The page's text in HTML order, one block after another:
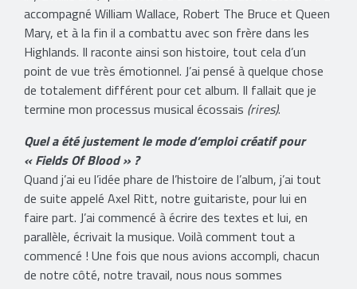
accompagné William Wallace, Robert The Bruce et Queen
Mary, et à la fin il a combattu avec son frère dans les
Highlands. Il raconte ainsi son histoire, tout cela d’un
point de vue très émotionnel. J’ai pensé à quelque chose
de totalement différent pour cet album. Il fallait que je
termine mon processus musical écossais (rires).
Quel a été justement le mode d’emploi créatif pour
« Fields Of Blood » ?
Quand j’ai eu l’idée phare de l’histoire de l’album, j’ai tout
de suite appelé Axel Ritt, notre guitariste, pour lui en
faire part. J’ai commencé à écrire des textes et lui, en
parallèle, écrivait la musique. Voilà comment tout a
commencé ! Une fois que nous avions accompli, chacun
de notre côté, notre travail, nous nous sommes